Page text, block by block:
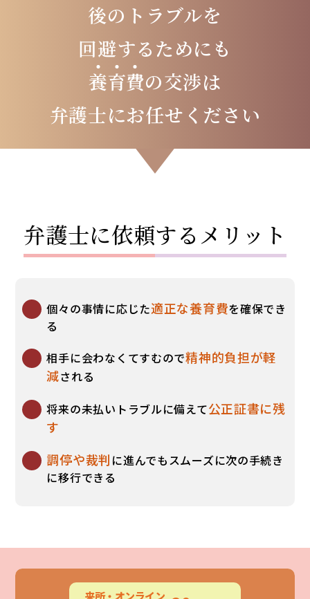
後のトラブルを
回避するためにも
養育費の交渉は
弁護士にお任せください
弁護士に依頼するメリット
個々の事情に応じた適正な養育費を確保でき
る
相手に会わなくてすむので精神的負担が軽
減される
将来の未払いトラブルに備えて公正証書に残
す
調停や裁判 に進んでもスムーズに次の手続き
に移行できる
来所・ オンライン